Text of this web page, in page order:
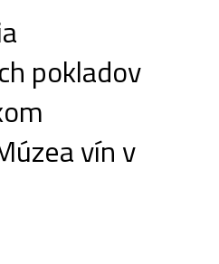
pokladov
vín v